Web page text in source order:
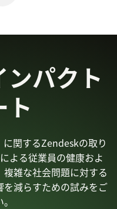
パクト
ト
関するZendeskの取り
よる従業員の健康およ
雑な社会問題に対する
減らすための試みをご